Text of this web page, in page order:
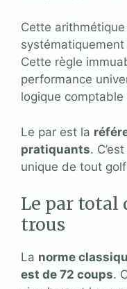
Cette
systématiquement
Cette règle
performance
logique comptable
Le par est la
pratiquants.
unique de tout
Le par total
trous
La norme
est de 72 coups.